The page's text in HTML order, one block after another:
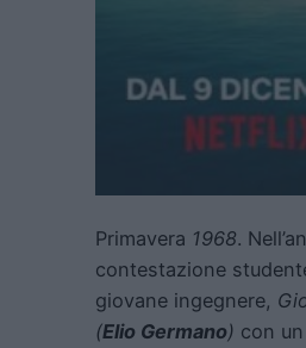
Primavera 1968.
contestazione
giovane ingegnere,
(Elio Germano) con